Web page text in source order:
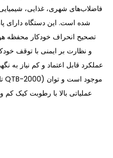
فاضلاب‌های شهری، غذایی،
شده است. این دستگاه دارای
تصحیح انحراف خودکار محفظه
عملکرد قابل اعتماد و کم نیاز به
عملیاتی بالا با رطوبت کیک